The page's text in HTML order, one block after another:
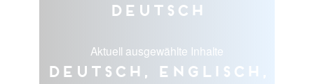
Deutsch
Aktuell ausgewählte Inhalte
Deutsch, Englisch,